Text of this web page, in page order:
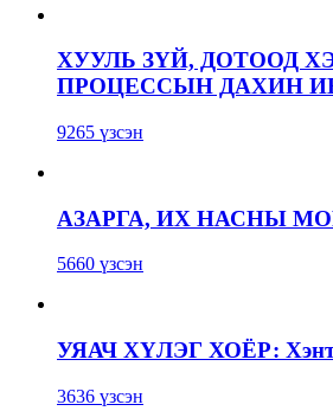
ХУУЛЬ ЗҮЙ, ДОТООД
ПРОЦЕССЫН ДАХИН
9265 үзсэн
АЗАРГА, ИХ НАСНЫ
5660 үзсэн
УЯАЧ ХҮЛЭГ ХОЁР:
3636 үзсэн